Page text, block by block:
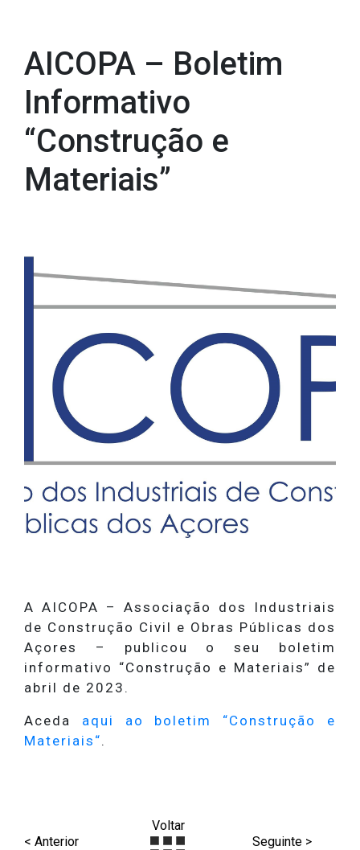
AICOPA – Boletim
Informativo
“Construção e
Materiais”
A AICOPA – Associação dos Industriais
de Construção Civil e Obras Públicas dos
Açores – publicou o seu boletim
informativo “Construção e Materiais” de
abril de 2023.
Aceda aqui ao boletim “Construção e
Materiais“.
< Anterior
Voltar
Seguinte >